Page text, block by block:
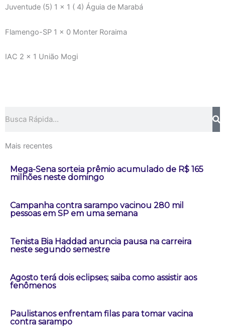
Juventude (5) 1 x 1 ( 4) Águia de Marabá
Flamengo-SP 1 x 0 Monter Roraima
IAC 2 x 1 União Mogi
Mais recentes
Mega-Sena sorteia prêmio acumulado de R$ 165
milhões neste domingo
Campanha contra sarampo vacinou 280 mil
pessoas em SP em uma semana
Tenista Bia Haddad anuncia pausa na carreira
neste segundo semestre
Agosto terá dois eclipses; saiba como assistir aos
fenômenos
Paulistanos enfrentam filas para tomar vacina
contra sarampo